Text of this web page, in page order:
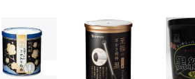
へ カゴへ カ